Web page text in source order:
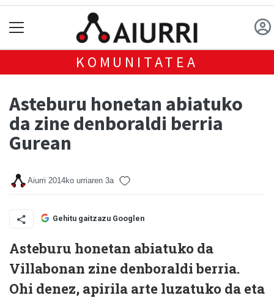
KOMUNITATEA
Asteburu honetan abiatuko
da zine denboraldi berria
Gurean
Aiurri 2014ko urriaren 3a
Gehitu gaitzazu Googlen
Asteburu honetan abiatuko da
Villabonan zine denboraldi berria.
Ohi denez, apirila arte luzatuko da eta